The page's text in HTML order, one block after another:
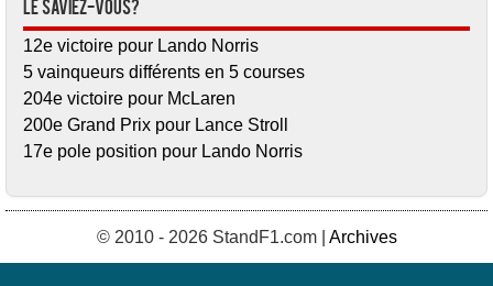
Le saviez-vous?
12e victoire pour Lando Norris
5 vainqueurs différents en 5 courses
204e victoire pour McLaren
200e Grand Prix pour Lance Stroll
17e pole position pour Lando Norris
© 2010 - 2026 StandF1.com | Archives